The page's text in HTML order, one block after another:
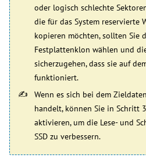
oder logisch schlechte
die für das System reservierte
kopieren möchten, sollten Sie
Festplattenklon wählen und
sicherzugehen, dass sie auf
funktioniert.
Wenn es sich bei dem
handelt, können Sie in Schritt
aktivieren, um die Lese- und
SSD zu verbessern.